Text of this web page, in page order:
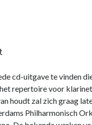
cd-uitgave te vinden
repertoire voor
houdt zal zich graag
Philharmonisch